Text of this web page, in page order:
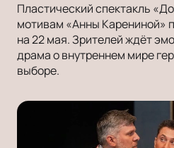
Пластический спектакль
мотивам «Анны Карениной»
на 22 мая. Зрителей ждёт
драма о внутреннем мире
выборе.